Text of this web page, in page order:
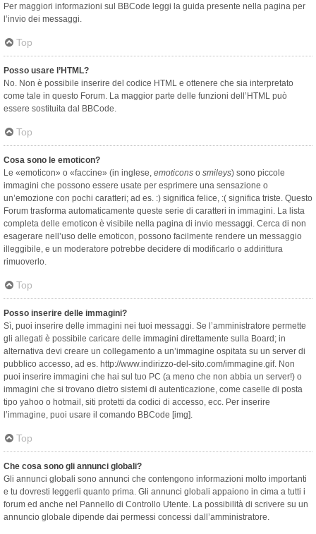
Per maggiori informazioni sul BBCode leggi la guida presente nella pagina per
l’invio dei messaggi.
Top
Posso usare l’HTML?
No. Non è possibile inserire del codice HTML e ottenere che sia interpretato
come tale in questo Forum. La maggior parte delle funzioni dell’HTML può
essere sostituita dal BBCode.
Top
Cosa sono le emoticon?
Le «emoticon» o «faccine» (in inglese, emoticons o smileys) sono piccole
immagini che possono essere usate per esprimere una sensazione o
un’emozione con pochi caratteri; ad es. :) significa felice, :( significa triste. Questo
Forum trasforma automaticamente queste serie di caratteri in immagini. La lista
completa delle emoticon è visibile nella pagina di invio messaggi. Cerca di non
esagerare nell’uso delle emoticon, possono facilmente rendere un messaggio
illeggibile, e un moderatore potrebbe decidere di modificarlo o addirittura
rimuoverlo.
Top
Posso inserire delle immagini?
Sì, puoi inserire delle immagini nei tuoi messaggi. Se l’amministratore permette
gli allegati è possibile caricare delle immagini direttamente sulla Board; in
alternativa devi creare un collegamento a un’immagine ospitata su un server di
pubblico accesso, ad es. http://www.indirizzo-del-sito.com/immagine.gif. Non
puoi inserire immagini che hai sul tuo PC (a meno che non abbia un server!) o
immagini che si trovano dietro sistemi di autenticazione, come caselle di posta
tipo yahoo o hotmail, siti protetti da codici di accesso, ecc. Per inserire
l’immagine, puoi usare il comando BBCode [img].
Top
Che cosa sono gli annunci globali?
Gli annunci globali sono annunci che contengono informazioni molto importanti
e tu dovresti leggerli quanto prima. Gli annunci globali appaiono in cima a tutti i
forum ed anche nel Pannello di Controllo Utente. La possibilità di scrivere su un
annuncio globale dipende dai permessi concessi dall’amministratore.